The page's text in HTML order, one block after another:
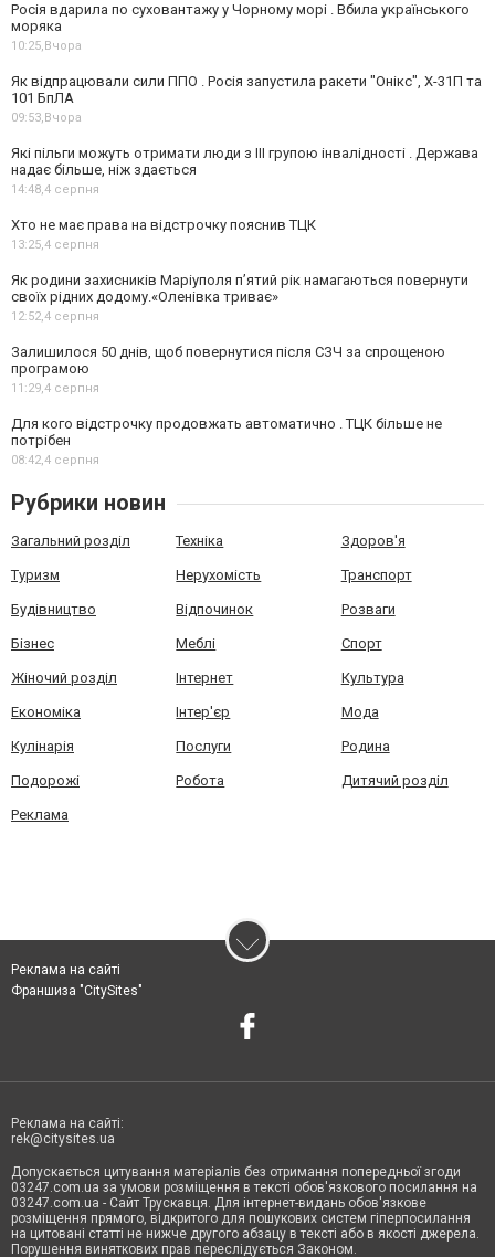
Росія вдарила по суховантажу у Чорному морі . Вбила українського
моряка
10:25,Вчора
Як відпрацювали сили ППО . Росія запустила ракети "Онікс", Х-31П та
101 БпЛА
09:53,Вчора
Які пільги можуть отримати люди з III групою інвалідності . Держава
надає більше, ніж здається
14:48,4 серпня
Хто не має права на відстрочку пояснив ТЦК
13:25,4 серпня
Як родини захисників Маріуполя пʼятий рік намагаються повернути
своїх рідних додому.«Оленівка триває»
12:52,4 серпня
Залишилося 50 днів, щоб повернутися після СЗЧ за спрощеною
програмою
11:29,4 серпня
Для кого відстрочку продовжать автоматично . ТЦК більше не
потрібен
08:42,4 серпня
Рубрики новин
Загальний розділ Техніка Здоров'я
Туризм Нерухомість Транспорт
Будівництво Відпочинок Розваги
Бізнес Меблі Спорт
Жіночий розділ Інтернет Культура
Економіка Інтер'єр Мода
Кулінарія Послуги Родина
Подорожі Робота Дитячий розділ
Реклама
Реклама на сайті
Франшиза "CitySites"
Реклама на сайті:
rek@citysites.ua
Допускається цитування матеріалів без отримання попередньої згоди
03247.com.ua за умови розміщення в тексті обов'язкового посилання на
03247.com.ua - Сайт Трускавця. Для інтернет-видань обов'язкове
розміщення прямого, відкритого для пошукових систем гіперпосилання
на цитовані статті не нижче другого абзацу в тексті або в якості джерела.
Порушення виняткових прав переслідується Законом.